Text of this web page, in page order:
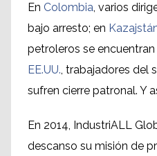
En Colombia, varios
bajo arresto; en
petroleros se
EE.UU., trabajadores del
sufren cierre patronal. Y
En 2014, IndustriALL
descanso su misión de